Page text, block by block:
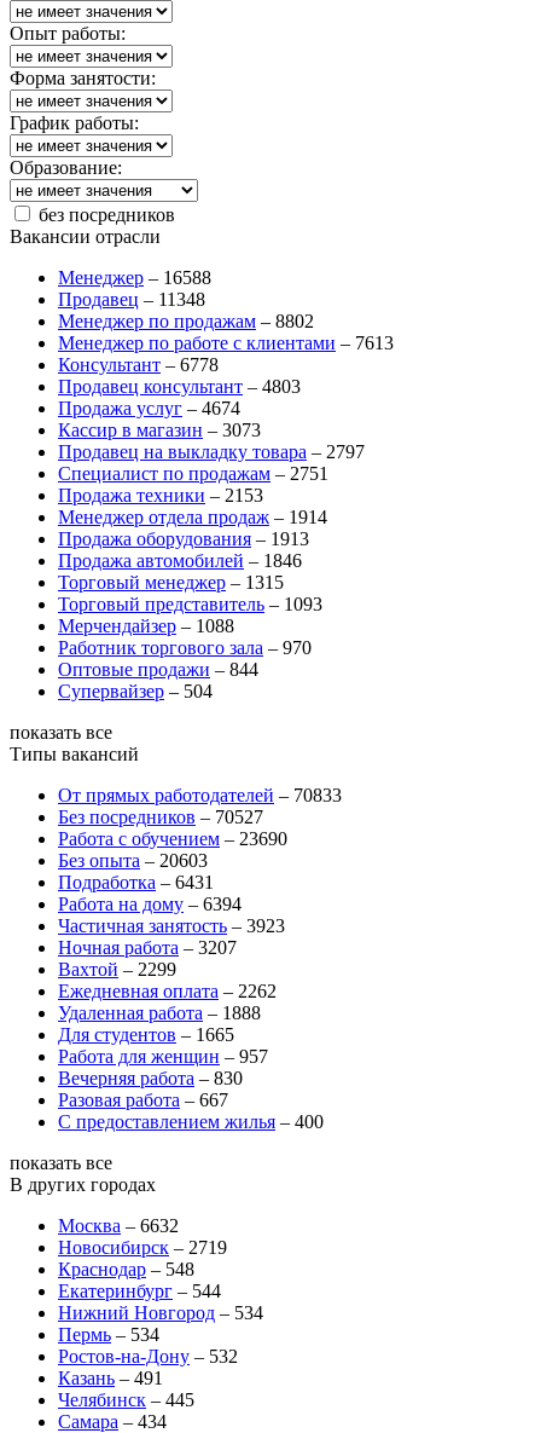
Опыт работы:
Форма занятости:
График работы:
Образование:
без посредников
Вакансии отрасли
Менеджер – 16588
Продавец – 11348
Менеджер по продажам – 8802
Менеджер по работе с клиентами – 7613
Консультант – 6778
Продавец консультант – 4803
Продажа услуг – 4674
Кассир в магазин – 3073
Продавец на выкладку товара – 2797
Специалист по продажам – 2751
Продажа техники – 2153
Менеджер отдела продаж – 1914
Продажа оборудования – 1913
Продажа автомобилей – 1846
Торговый менеджер – 1315
Торговый представитель – 1093
Мерчендайзер – 1088
Работник торгового зала – 970
Оптовые продажи – 844
Супервайзер – 504
показать все
Типы вакансий
От прямых работодателей – 70833
Без посредников – 70527
Работа с обучением – 23690
Без опыта – 20603
Подработка – 6431
Работа на дому – 6394
Частичная занятость – 3923
Ночная работа – 3207
Вахтой – 2299
Ежедневная оплата – 2262
Удаленная работа – 1888
Для студентов – 1665
Работа для женщин – 957
Вечерняя работа – 830
Разовая работа – 667
С предоставлением жилья – 400
показать все
В других городах
Москва – 6632
Новосибирск – 2719
Краснодар – 548
Екатеринбург – 544
Нижний Новгород – 534
Пермь – 534
Ростов-на-Дону – 532
Казань – 491
Челябинск – 445
Самара – 434